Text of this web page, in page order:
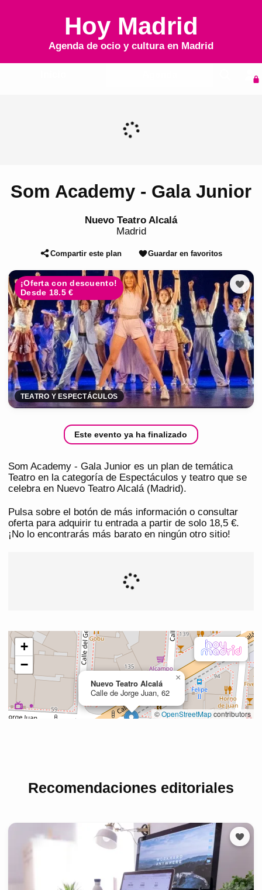
Hoy Madrid
Agenda de ocio y cultura en Madrid
Som Academy - Gala Junior
Nuevo Teatro Alcalá
Madrid
Compartir este plan Guardar en favoritos
¡Oferta con descuento!
Desde 18.5 €
TEATRO Y ESPECTÁCULOS
Este evento ya ha finalizado
Som Academy - Gala Junior es un plan de temática
Teatro en la categoría de Espectáculos y teatro que se
celebra en Nuevo Teatro Alcalá (Madrid).
Pulsa sobre el botón de más información o consultar
oferta para adquirir tu entrada a partir de solo 18,5 €.
¡No lo encontrarás más barato en ningún otro sitio!
Recomendaciones editoriales